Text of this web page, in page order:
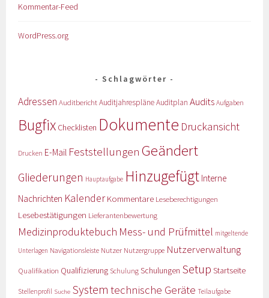
Kommentar-Feed
WordPress.org
Schlagwörter
Adressen AuditberichtAuditjahrespläneAuditplan Audits Aufgaben
Bugfix Checklisten Dokumente Druckansicht
Drucken E-Mail Feststellungen Geändert
Gliederungen Hauptaufgabe Hinzugefügt Interne
Nachrichten KalenderKommentare Leseberechtigungen
Lesebestätigungen Lieferantenbewertung
Medizinproduktebuch Mess- und Prüfmittel mitgeltende
Unterlagen Navigationsleiste Nutzer Nutzergruppe Nutzerverwaltung
Qualifikation Qualifizierung Schulung Schulungen Setup Startseite
Stellenprofil Suche System technische Geräte Teilaufgabe